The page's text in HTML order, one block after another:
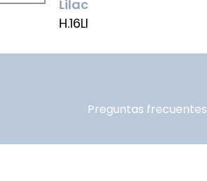
H.16LI
Lilac
Preguntas frecuentes